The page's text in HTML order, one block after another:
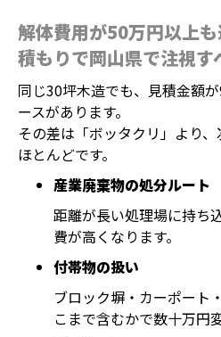
解体費用が50万円以上
積もりで岡山県で注視す
同じ30坪木造でも、見積金額
ースがあります。
その差は「ボッタクリ」より
ほとんどです。
産業廃棄物の処分ルート
距離が長い処理場に持ち
費が高くなります。
付帯物の扱い
ブロック塀・カーポート
こまで含むかで数十万円